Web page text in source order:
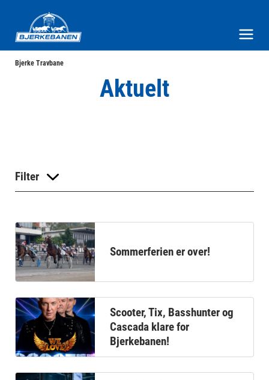
Bjerke Travbane
Aktuelt
Filter
Sommerferien er over!
Scooter, Tix, Basshunter og
Cascada klare for
Bjerkebanen!